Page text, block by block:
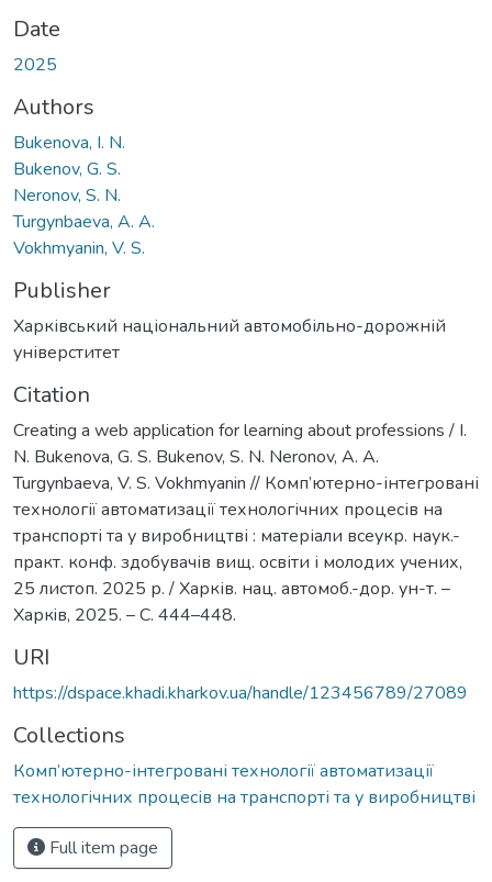
Date
2025
Authors
Bukenova, I. N.
Bukenov, G. S.
Neronov, S. N.
Turgynbaeva, A. A.
Vokhmyanin, V. S.
Publisher
Харківський національний автомобільно-дорожній
універститет
Citation
Creating a web application for learning about professions / I.
N. Bukenova, G. S. Bukenov, S. N. Neronov, A. A.
Turgynbaeva, V. S. Vokhmyanin // Комп’ютерно-інтегровані
технології автоматизації технологічних процесів на
транспорті та у виробництві : матеріали всеукр. наук.-
практ. конф. здобувачів вищ. освіти і молодих учених,
25 листоп. 2025 р. / Харків. нац. автомоб.-дор. ун-т. –
Харкiв, 2025. – С. 444–448.
URI
https://dspace.khadi.kharkov.ua/handle/123456789/27089
Collections
Комп’ютерно-інтегровані технології автоматизації
технологічних процесів на транспорті та у виробництві
Full item page